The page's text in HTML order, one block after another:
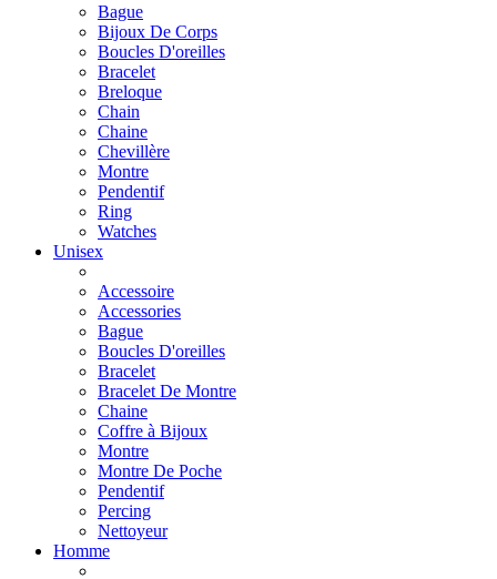
Bague
Bijoux De Corps
Boucles D'oreilles
Bracelet
Breloque
Chain
Chaine
Chevillère
Montre
Pendentif
Ring
Watches
Unisex
Accessoire
Accessories
Bague
Boucles D'oreilles
Bracelet
Bracelet De Montre
Chaine
Coffre à Bijoux
Montre
Montre De Poche
Pendentif
Percing
Nettoyeur
Homme